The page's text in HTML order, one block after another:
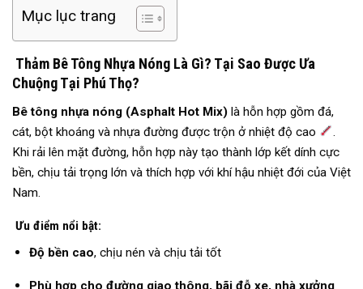
Mục lục trang
Thảm Bê Tông Nhựa Nóng Là Gì? Tại Sao Được Ưa
Chuộng Tại Phú Thọ?
Bê tông nhựa nóng (Asphalt Hot Mix) là hỗn hợp gồm đá,
cát, bột khoáng và nhựa đường được trộn ở nhiệt độ cao
.
Khi rải lên mặt đường, hỗn hợp này tạo thành lớp kết dính cực
bền, chịu tải trọng lớn và thích hợp với khí hậu nhiệt đới của Việt
Nam.
Ưu điểm nổi bật:
Độ bền cao, chịu nén và chịu tải tốt
Phù hợp cho đường giao thông, bãi đỗ xe, nhà xưởng